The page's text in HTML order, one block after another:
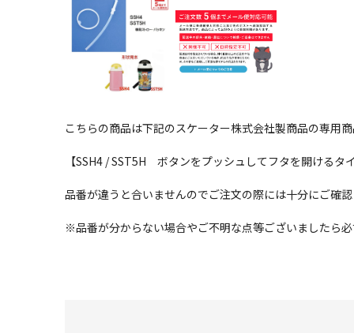
こちらの商品は下記のスケーター株式会社製商品の専用
【SSH4 / SST5H ボタンをプッシュしてフタを開けるタ
品番が違うと合いませんのでご注文の際には十分にご確
※品番が分からない場合やご不明な点等ございましたら